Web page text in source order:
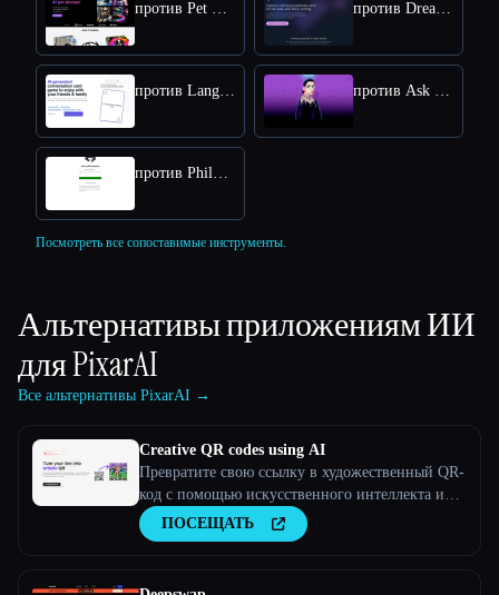
против Pet Booth против DreamGen: AI role-playing and strory-writing
против Langame card game против Ask RBG
против Philosophy
Посмотреть все сопоставимые инструменты.
Альтернативы приложениям ИИ
дляPixarAI
Все альтернативы PixarAI →
Creative QR codes using AI
Превратите свою ссылку в художественный QR-
код с помощью искусственного интеллекта и
увеличьте конверсию
ПОСЕЩАТЬ